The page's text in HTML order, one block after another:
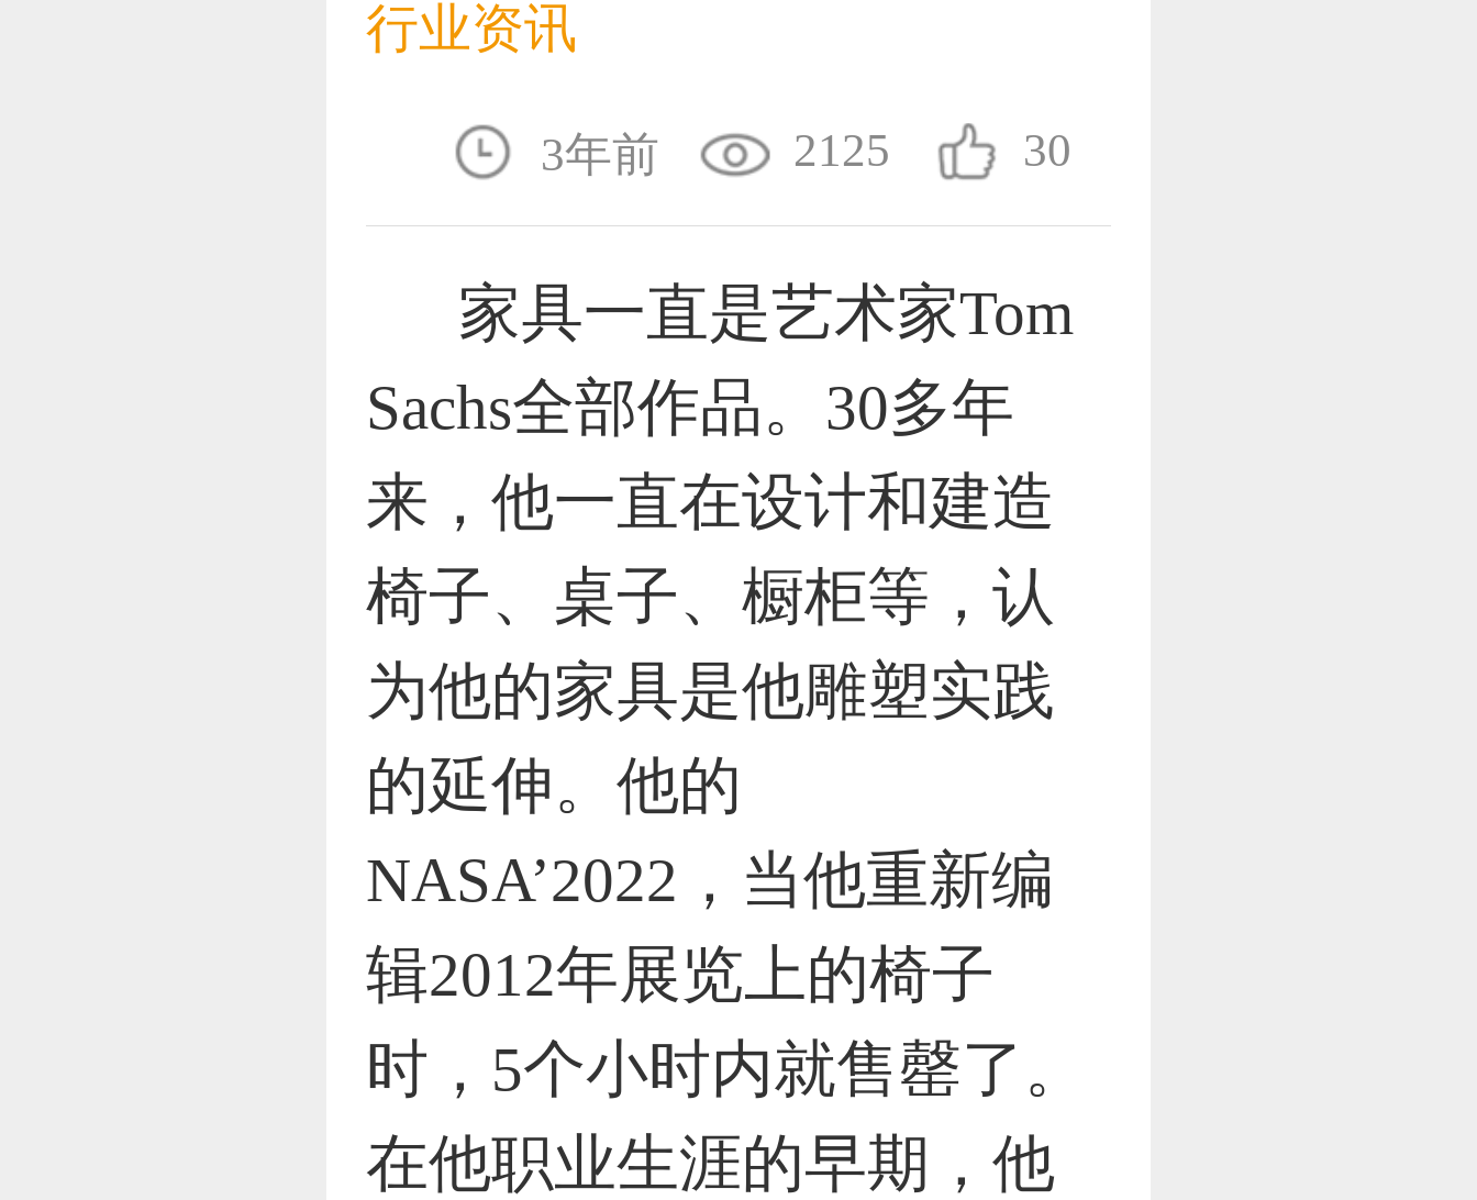
恭喜131****1475用户作品已成功备案！
恭喜133****8874用户作品已成功备案！
恭喜138****8638用户作品已成功备案！
恭喜133****9020用户作品已成功备案！
恭喜136****9807用户作品已成功备案！
更多
行业资讯
3年前 2125 30
家具一直是艺术家Tom
Sachs全部作品。30多年
来，他一直在设计和建造
椅子、桌子、橱柜等，认
为他的家具是他雕塑实践
的延伸。他的
NASA’2022，当他重新编
辑2012年展览上的椅子
时，5个小时内就售罄了。
在他职业生涯的早期，他